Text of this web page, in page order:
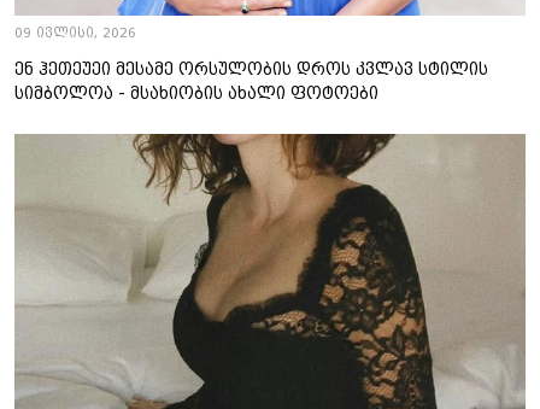
09 ივლისი, 2026
ენ ჰეთეუეი მესამე ორსულობის დროს კვლავ სტილის
სიმბოლოა - მსახიობის ახალი ფოტოები